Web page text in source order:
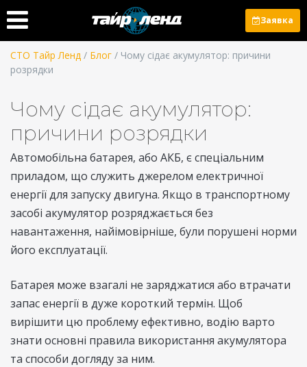
Заявка
СТО Тайр Ленд / Блог / Чому сідає акумулятор: причини
розрядки
Чому сідає акумулятор:
причини розрядки
Автомобільна батарея, або АКБ, є спеціальним
приладом, що служить джерелом електричної
енергії для запуску двигуна. Якщо в транспортному
засобі акумулятор розряджається без
навантаження, найімовірніше, були порушені норми
його експлуатації.
Батарея може взагалі не заряджатися або втрачати
запас енергії в дуже короткий термін. Щоб
вирішити цю проблему ефективно, водію варто
знати основні правила використання акумулятора
та способи догляду за ним.